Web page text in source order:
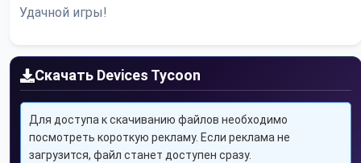
Удачной игры!
Скачать Devices Tycoon
Для доступа к скачиванию файлов необходимо
посмотреть короткую рекламу. Если реклама не
загрузится, файл станет доступен сразу.